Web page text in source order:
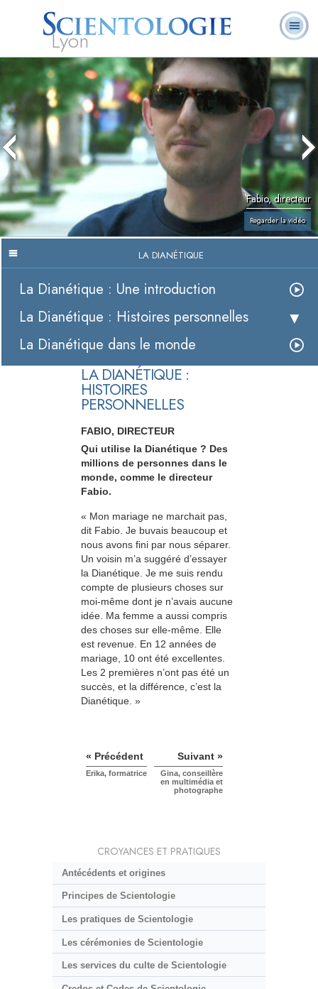
Lyon
L. Ron Hubbard
Qu’est-ce que la
Scientologie ?
Ministres
volontaires
Foire aux
questions
Livres
Fabio, directeur
Regarder la vidéo
LA DIANÉTIQUE
La Dianétique : Une introduction
La Dianétique : Histoires personnelles
La Dianétique dans le monde
LA DIANÉTIQUE :
HISTOIRES
PERSONNELLES
FABIO, DIRECTEUR
Qui utilise la Dianétique ? Des
millions de personnes dans le
monde, comme le directeur
Fabio.
« Mon mariage ne marchait pas,
dit Fabio. Je buvais beaucoup et
nous avons fini par nous séparer.
Un voisin m’a suggéré d’essayer
la Dianétique. Je me suis rendu
compte de plusieurs choses sur
moi-même dont je n’avais aucune
idée. Ma femme a aussi compris
des choses sur elle-même. Elle
est revenue. En 12 années de
mariage, 10 ont été excellentes.
Les 2 premières n’ont pas été un
succès, et la différence, c’est la
Dianétique. »
« Précédent
Erika, formatrice
Suivant »
Gina, conseillère
en multimédia et
photographe
CROYANCES ET PRATIQUES
Antécédents et origines
Principes de Scientologie
Les pratiques de Scientologie
Les cérémonies de Scientologie
Les services du culte de Scientologie